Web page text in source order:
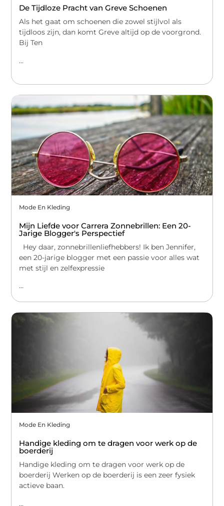
De Tijdloze Pracht van Greve Schoenen
Als het gaat om schoenen die zowel stijlvol als
tijdloos zijn, dan komt Greve altijd op de voorgrond.
Bij Ten
...
Mode En Kleding
Mijn Liefde voor Carrera Zonnebrillen: Een 20-
Jarige Blogger's Perspectief
Hey daar, zonnebrillenliefhebbers! Ik ben Jennifer,
een 20-jarige blogger met een passie voor alles wat
met stijl en zelfexpressie
...
Mode En Kleding
Handige kleding om te dragen voor werk op de
boerderij
Handige kleding om te dragen voor werk op de
boerderij Werken op de boerderij is een zeer fysiek
actieve baan.
...